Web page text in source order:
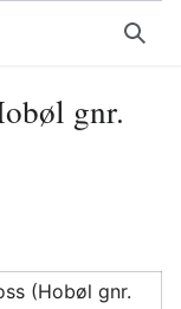
Søk
gnr.
(Hobøl gnr.